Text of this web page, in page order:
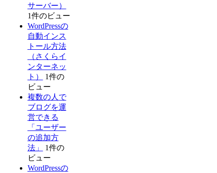
サーバー）
1件のビュー
WordPressの
自動インス
トール方法
（さくらイ
ンターネッ
ト）
1件の
ビュー
複数の人で
ブログを運
営できる
「ユーザー
の追加方
法」
1件の
ビュー
WordPressの